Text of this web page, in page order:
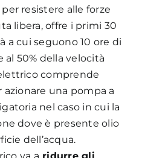
resistere alle forze
libera, offre i primi 30
a cui seguono 10 ore di
50% della velocità
comprende
una pompa a
nel caso in cui la
dove è presente olio
dell’acqua.